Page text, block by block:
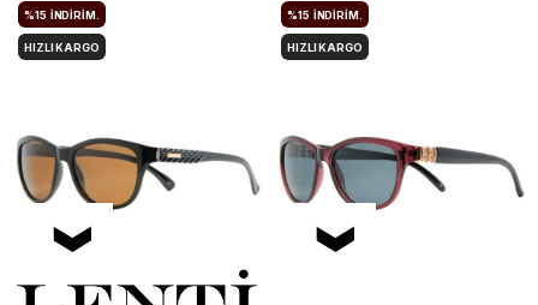
%15 İNDIRIM.
HIZLI KARGO
%15 İNDIRIM.
HIZLI KARGO